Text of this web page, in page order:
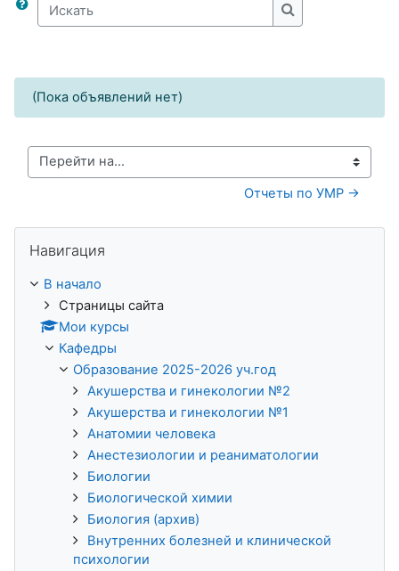
Искать
(Пока объявлений нет)
Перейти на...
Отчеты по УМР →
Навигация
В начало
Страницы сайта
Мои курсы
Кафедры
Образование 2025-2026 уч.год
Акушерства и гинекологии №2
Акушерства и гинекологии №1
Анатомии человека
Анестезиологии и реаниматологии
Биологии
Биологической химии
Биология (архив)
Внутренних болезней и клинической
психологии